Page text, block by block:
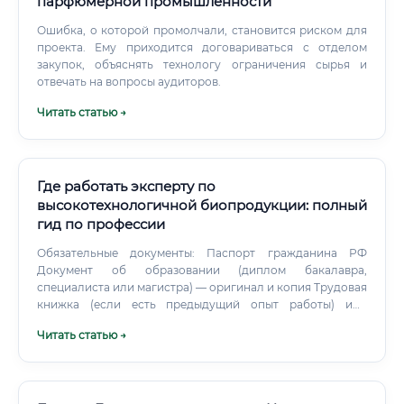
Ошибка, о которой промолчали, становится риском для
проекта. Ему приходится договариваться с отделом
закупок, объяснять технологу ограничения сырья и
отвечать на вопросы аудиторов.
Читать статью →
Где работать эксперту по
высокотехнологичной биопродукции: полный
гид по профессии
Обязательные документы: Паспорт гражданина РФ
Документ об образовании (диплом бакалавра,
специалиста или магистра) — оригинал и копия Трудовая
книжка (если есть предыдущий опыт работы) или
Военный билет или приписное свидетельство (для
Читать статью →